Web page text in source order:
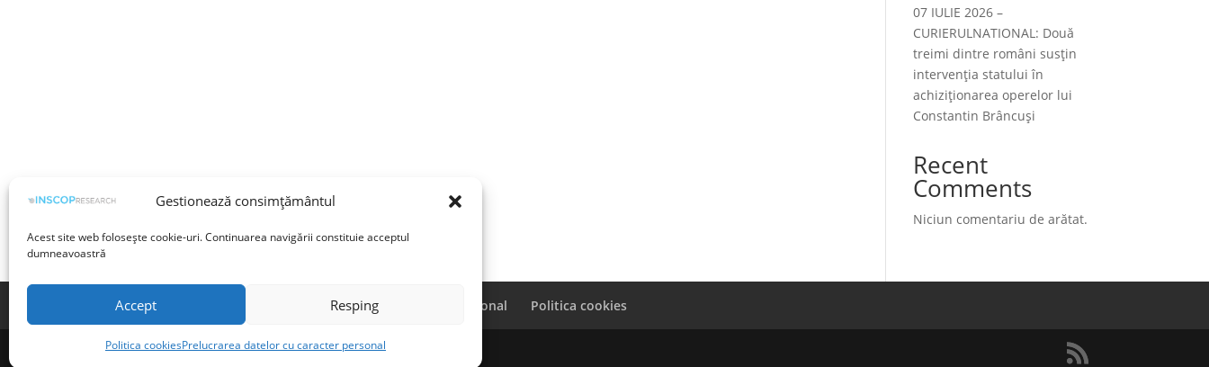
Gestionează consimțământul
Acest site web folosește cookie-uri. Continuarea navigării constituie acceptul
dumneavoastră
Accept Resping
Politica cookiesPrelucrarea datelor cu caracter personal
07 IULIE 2026 –
CURIERULNATIONAL: Două
treimi dintre români susțin
intervenția statului în
achiziționarea operelor lui
Constantin Brâncuși
Recent
Comments
Niciun comentariu de arătat.
Termeni și condiții Prelucrarea datelor cu caracter personal Politica cookies
©INSCOP Research